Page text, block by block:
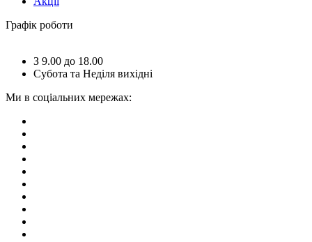
Графік роботи
З 9.00 до 18.00
Субота та Неділя вихідні
Ми в соціальних мережах: